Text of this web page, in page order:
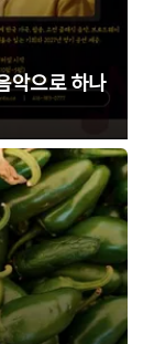
악으로 하나